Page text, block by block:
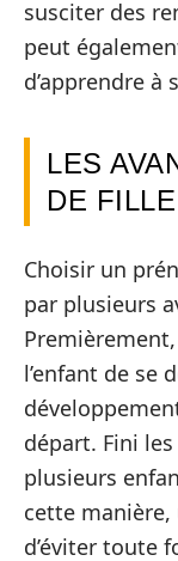
susciter des
peut
d’apprendre à
LES
DE
Choisir un
par plusieurs
l’enfant de se
départ. Fini
plusieurs
cette
d’éviter toute